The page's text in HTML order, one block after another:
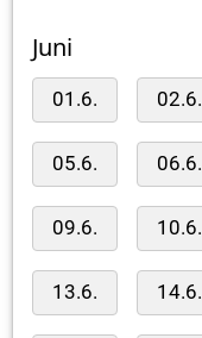
Juni
01.6. 02.6.
05.6. 06.6.
09.6. 10.6.
13.6. 14.6.